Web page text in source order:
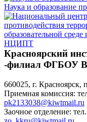
Наука и образование
НЦИПТ
Красноярский
-филиал ФГБОУ
660025, г. Красноярск,
Приемная комиссия:
pk2133038@kiwtmail.ru
Заочное отделение: